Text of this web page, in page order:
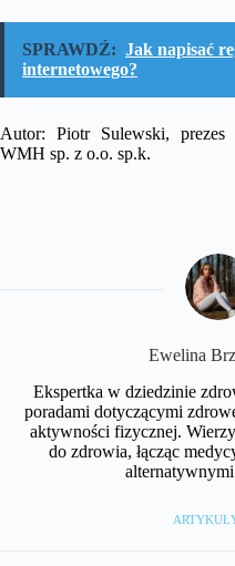
SPRAWDŹ: Jak napisać
internetowego?
Autor: Piotr Sulewski, prezes
WMH sp. z o.o. sp.k.
Ewelina
Ekspertka w dziedzinie
poradami dotyczącymi
aktywności fizycznej.
do zdrowia, łącząc